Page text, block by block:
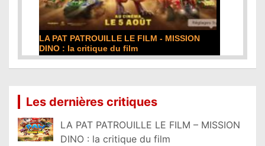
LA PAT PATROUILLE LE FILM - MISSION
DINO : la critique du film
Les dernières critiques
LA PAT PATROUILLE LE FILM – MISSION
DINO : la critique du film